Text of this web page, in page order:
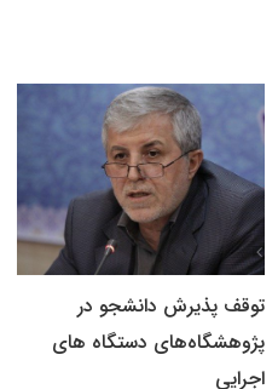
توقف پذیرش دانشجو در
پژوهشگاه‌های دستگاه های
اجرایی